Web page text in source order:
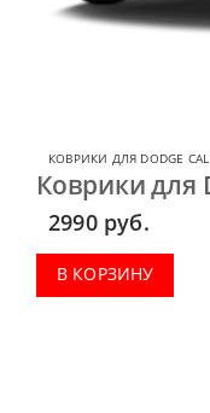
КОВРИКИ ДЛЯ DODGE
Коврики для
2990 руб.
В КОРЗИНУ